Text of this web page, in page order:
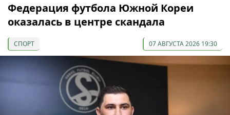
Федерация футбола Южной Кореи
оказалась в центре скандала
СПОРТ 07 АВГУСТА 2026 19:30